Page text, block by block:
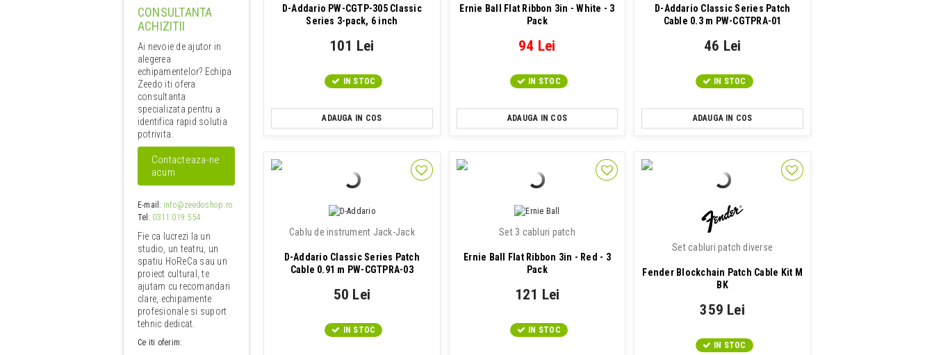
CONSULTANTA
ACHIZITII
Ai nevoie de ajutor in
alegerea
echipamentelor? Echipa
Zeedo iti ofera
consultanta
specializata pentru a
identifica rapid solutia
potrivita.
Contacteaza-ne
acum
E-mail : info@zeedoshop.ro
Tel : 0311.019.554
Fie ca lucrezi la un
studio, un teatru, un
spatiu HoReCa sau un
proiect cultural, te
ajutam cu recomandari
clare, echipamente
profesionale si suport
tehnic dedicat.
Ce iti oferim:
D-Addario PW-CGTP-305 Classic
Series 3-pack, 6 inch
101 Lei
IN STOC
ADAUGA IN COS
Ernie Ball Flat Ribbon 3in - White - 3
Pack
94 Lei
IN STOC
ADAUGA IN COS
D-Addario Classic Series Patch
Cable 0.3 m PW-CGTPRA-01
46 Lei
IN STOC
ADAUGA IN COS
Cablu de instrument Jack-Jack
D-Addario Classic Series Patch
Cable 0.91 m PW-CGTPRA-03
50 Lei
IN STOC
Set 3 cabluri patch
Ernie Ball Flat Ribbon 3in - Red - 3
Pack
121 Lei
IN STOC
Set cabluri patch diverse
Fender Blockchain Patch Cable Kit M
BK
359 Lei
IN STOC